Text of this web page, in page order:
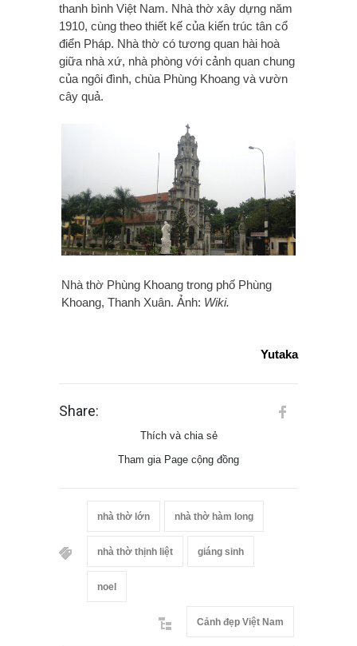
thanh bình Việt Nam. Nhà thờ xây dựng năm
1910, cùng theo thiết kế của kiến trúc tân cổ
điển Pháp. Nhà thờ có tương quan hài hoà
giữa nhà xứ, nhà phòng với cảnh quan chung
của ngôi đình, chùa Phùng Khoang và vườn
cây quả.
Nhà thờ Phùng Khoang trong phố Phùng
Khoang, Thanh Xuân. Ảnh: Wiki.
Yutaka
Share:
Thích và chia sẻ
Tham gia Page cộng đồng
nhà thờ lớn nhà thờ hàm long
nhà thờ thịnh liệt giáng sinh
noel
Cảnh đẹp Việt Nam